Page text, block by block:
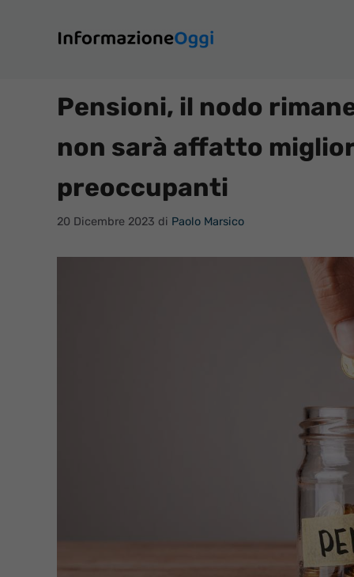
contenuto
Pensioni, il nodo
non sarà affatto
preoccupanti
20 Dicembre 2023 di Paolo Marsico